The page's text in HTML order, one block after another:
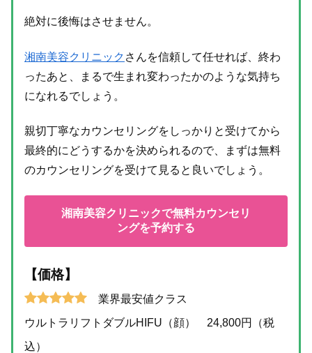
絶対に後悔はさせません。
湘南美容クリニック さんを信頼して任せれば、終わ
ったあと、まるで生まれ変わったかのような気持ち
になれるでしょう。
親切丁寧なカウンセリングをしっかりと受けてから
最終的にどうするかを決められるので、まずは無料
のカウンセリングを受けて見ると良いでしょう。
湘南美容クリニックで無料カウンセリ
ングを予約する
【価格】
業界最安値クラス
ウルトラリフトダブルHIFU（顔） 24,800円（税
込）